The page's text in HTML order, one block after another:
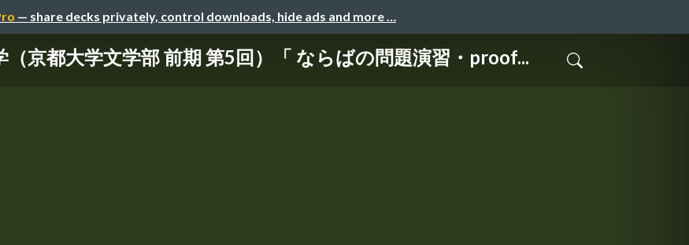
— share decks privately, control downloads, hide ads and more …
京都大学文学部 前期 第5回）「 ならばの問題演習・proof...